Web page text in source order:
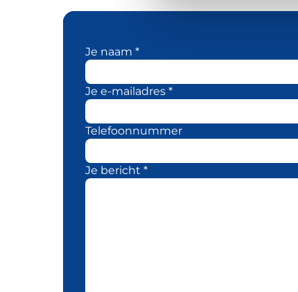
Je naam *
Je e-mailadres *
Telefoonnummer
Je bericht *